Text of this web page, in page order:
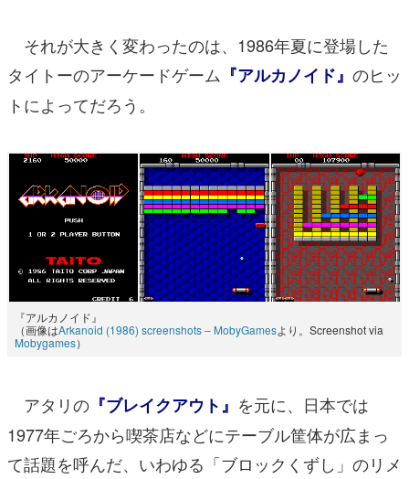
それが大きく変わったのは、1986年夏に登場した
タイトーのアーケードゲーム 『アルカノイド』 のヒッ
トによってだろう。
『アルカノイド』
（画像はArkanoid (1986) screenshots – MobyGamesより。Screenshot via
Mobygames）
アタリの 『ブレイクアウト』 を元に、日本では
1977年ごろから喫茶店などにテーブル筐体が広まっ
て話題を呼んだ、いわゆる「ブロックくずし」のリメ